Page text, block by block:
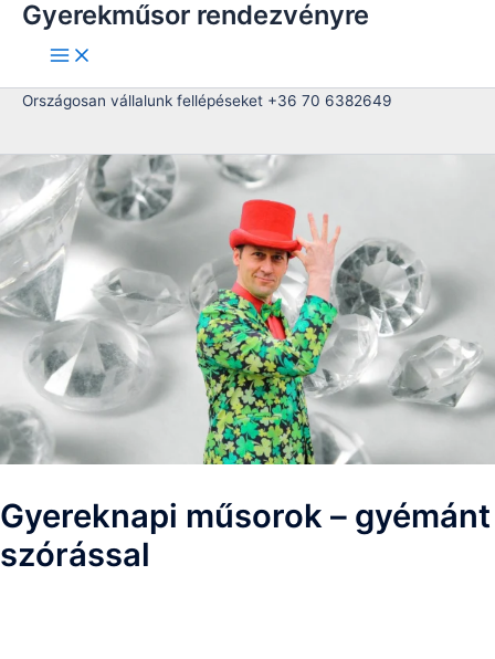
Skip
content
Gyerekműsor rendezvényre
Országosan vállalunk fellépéseket +36 70 6382649
Gyereknapi műsorok – gyémánt
szórással